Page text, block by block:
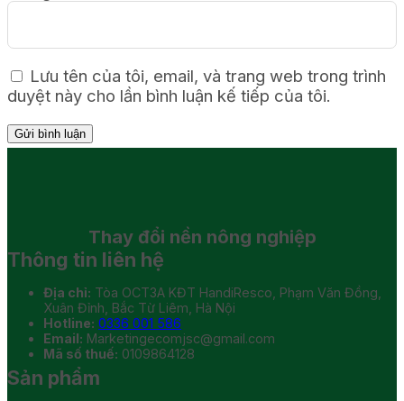
Lưu tên của tôi, email, và trang web trong trình
duyệt này cho lần bình luận kế tiếp của tôi.
Thay đổi nền nông nghiệp
Thông tin liên hệ
Địa chỉ: Tòa OCT3A KĐT HandiResco, Phạm Văn Đồng,
Xuân Đỉnh, Bắc Từ Liêm, Hà Nội
Hotline: 0336 001 586
Email: Marketingecomjsc@gmail.com
Mã số thuế: 0109864128
Sản phẩm